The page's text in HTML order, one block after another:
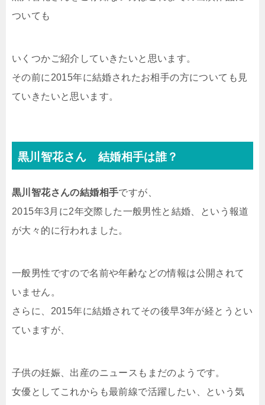
ついても
いくつかご紹介していきたいと思います。
その前に2015年に結婚されたお相手の方についても見
ていきたいと思います。
黒川智花さん 結婚相手は誰？
黒川智花さんの結婚相手ですが、
2015年3月に2年交際した一般男性と結婚、という報道
が大々的に行われました。
一般男性ですので名前や年齢などの情報は公開されて
いません。
さらに、2015年に結婚されてその後早3年が経とうとい
ていますが、
子供の妊娠、出産のニュースもまだのようです。
女優としてこれからも最前線で活躍したい、という気